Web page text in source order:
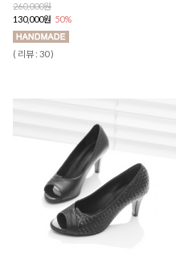
260,000원
130,000원 50%
( 리뷰 : 30 )